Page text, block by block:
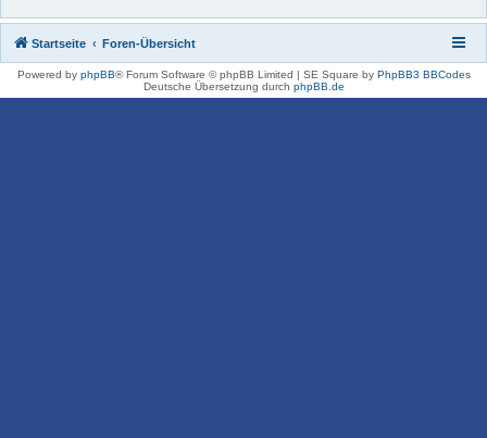
Startseite Foren-Übersicht
Powered by phpBB® Forum Software © phpBB Limited | SE Square by PhpBB3 BBCodes
Deutsche Übersetzung durch phpBB.de